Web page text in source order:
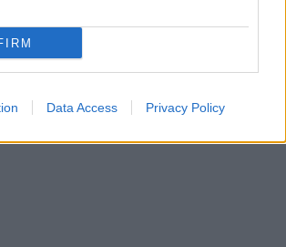
Data Access Privacy Policy